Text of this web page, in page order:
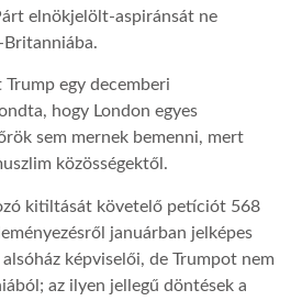
elnökjelölt-aspiránsát ne
Britanniába.
egy decemberi
hogy London egyes
sem mernek bemenni, mert
közösségektől.
kitiltását követelő petíciót 568
januárban jelképes
képviselői, de Trumpot nem
az ilyen jellegű döntések a